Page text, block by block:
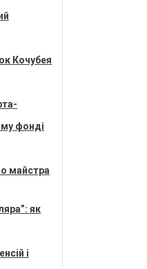
Кочубея
фонді
майстра
як
і